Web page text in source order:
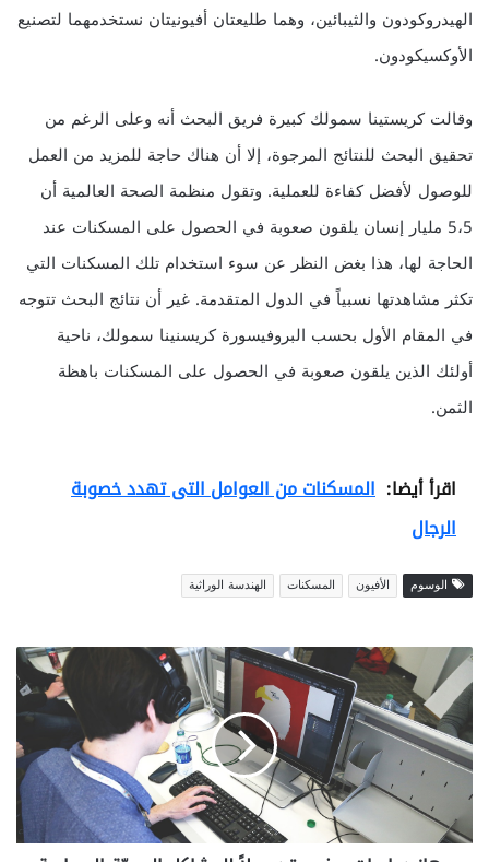
الهيدروكودون والثيبائين، وهما طليعتان أفيونيتان نستخدمهما لتصنيع
الأوكسيكودون.
وقالت كريستينا سمولك كبيرة فريق البحث أنه وعلى الرغم من
تحقيق البحث للنتائج المرجوة، إلا أن هناك حاجة للمزيد من العمل
للوصول لأفضل كفاءة للعملية. وتقول منظمة الصحة العالمية أن
5،5 مليار إنسان يلقون صعوبة في الحصول على المسكنات عند
الحاجة لها، هذا بغض النظر عن سوء استخدام تلك المسكنات التي
تكثر مشاهدتها نسبياً في الدول المتقدمة. غير أن نتائج البحث تتوجه
في المقام الأول بحسب البروفيسورة كريسنينا سمولك، ناحية
أولئك الذين يلقون صعوبة في الحصول على المسكنات باهظة
الثمن.
اقرأ أيضا: المسكنات من العوامل التى تهدد خصوبة
الرجال
الوسوم الأفيون المسكنات الهندسة الوراثية
ج
ه
ا
ز
د
و
ا
س
ا